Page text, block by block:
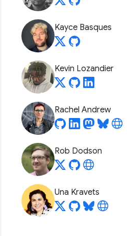
Kayce Basques
Kevin Lozandier
Rachel Andrew
Rob Dodson
Una Kravets